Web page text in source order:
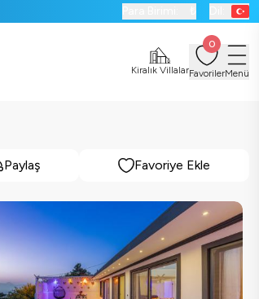
Kiralık Villalar
0
FavorilerMenü
Paylaş Favoriye Ekle